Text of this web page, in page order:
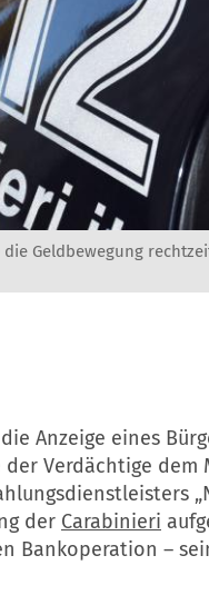
Geldbewegung
Anzeige eines
Verdächtige dem
der Carabinieri
Bankoperation –